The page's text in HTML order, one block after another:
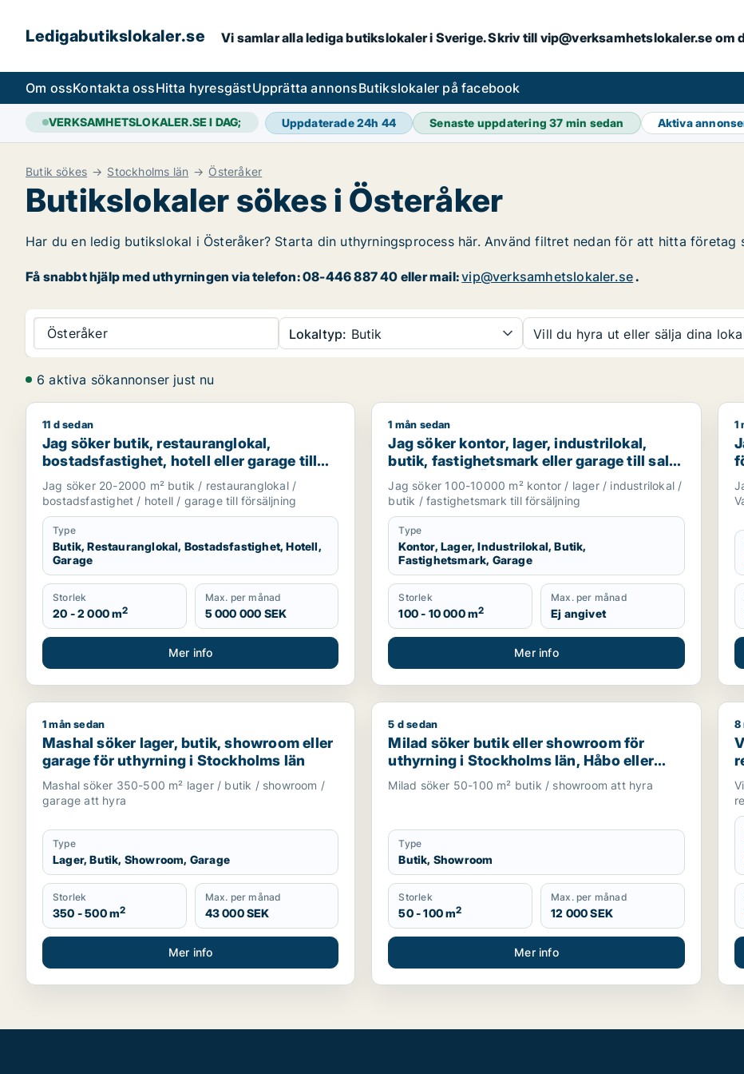
Ledigabutikslokaler.se Vi samlar alla lediga butikslokaler i Sverige. Skriv till vip@verksamhetslokaler.se om
Om ossKontakta ossHitta hyresgästUpprätta annonsButikslokaler på facebook
VERKSAMHETSLOKALER.SE I DAG; Uppdaterade 24h 44 Senaste uppdatering37 min sedan Aktiva
Butik sökes Stockholms län Österåker
Butikslokaler sökes i Österåker
Har du en ledig butikslokal i Österåker? Starta din uthyrningsprocess här. Använd filtret nedan för att hitta företag
Få snabbt hjälp med uthyrningen via telefon: 08-446 887 40 eller mail:vip@verksamhetslokaler.se.
Österåker Lokaltyp: Butik Vill du hyra ut eller sälja dina
6 aktiva sökannonser just nu
Jag söker butik, restauranglokal, bostadsfastighet, hotell eller garage till salu i Stockholms län
11 d sedan
Jag söker butik, restauranglokal,
bostadsfastighet, hotell eller garage till
salu i Stockholms län
Jag söker 20-2000 m² butik / restauranglokal /
bostadsfastighet / hotell / garage till försäljning
Type
Butik, Restauranglokal, Bostadsfastighet, Hotell,
Garage
Storlek
20 - 2 000 m2
Max. per månad
5 000 000 SEK
Mer info
Jag söker kontor, lager, industrilokal, butik,
1 mån sedan
Jag söker kontor, lager, industrilokal,
butik, fastighetsmark eller garage till salu
i Vallentuna, Österåker eller Järfälla m.fl.
Jag söker 100-10000 m² kontor / lager / industrilokal /
butik / fastighetsmark till försäljning
Type
Kontor, Lager, Industrilokal, Butik,
Fastighetsmark, Garage
Storlek
100 - 10 000 m2
Max. per månad
Ej angivet
Mer info
1
Mashal söker lager, butik, showroom eller garage för uthyrning i Stockholms län
1 mån sedan
Mashal söker lager, butik, showroom eller
garage för uthyrning i Stockholms län
Mashal söker 350-500 m² lager / butik / showroom /
garage att hyra
Type
Lager, Butik, Showroom, Garage
Storlek
350 - 500 m2
Max. per månad
43 000 SEK
Mer info
Milad söker butik eller showroom för uthyrning i
5 d sedan
Milad söker butik eller showroom för
uthyrning i Stockholms län, Håbo eller
Knivsta
Milad söker 50-100 m² butik / showroom att hyra
Type
Butik, Showroom
Storlek
50 - 100 m2
Max. per månad
12 000 SEK
Mer info
8